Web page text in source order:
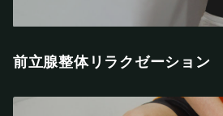
前立腺整体リラクゼーション